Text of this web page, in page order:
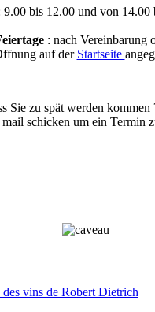
9.00 bis 12.00 und von 14.00
: nach Vereinbarung
auf der Startseite
Sie zu spät werden kommen
schicken um ein Termin